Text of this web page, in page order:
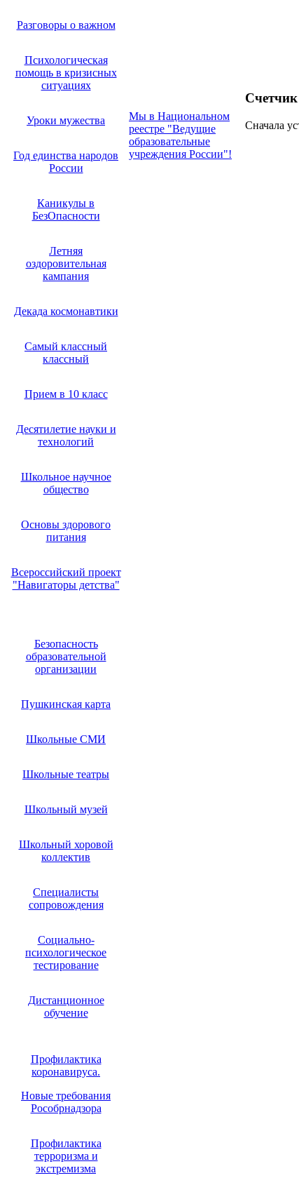
Разговоры о важном
Психологическая
помощь в кризисных
ситуациях
Уроки мужества
Год единства народов
России
Каникулы в
БезОпасности
Летняя
оздоровительная
кампания
Декада космонавтики
Самый классный
классный
Прием в 10 класс
Десятилетие науки и
технологий
Школьное научное
общество
Основы здорового
питания
Всероссийский проект
"Навигаторы детства"
Безопасность
образовательной
организации
Пушкинская карта
Школьные СМИ
Школьные театры
Школьный музей
Школьный хоровой
коллектив
Специалисты
сопровождения
Социально-
психологическое
тестирование
Дистанционное
обучение
Профилактика
коронавируса.
Новые требования
Рособрнадзора
Профилактика
терроризма и
экстремизма
Мы в Национальном
реестре "Ведущие
образовательные
учреждения России"!
Сначала